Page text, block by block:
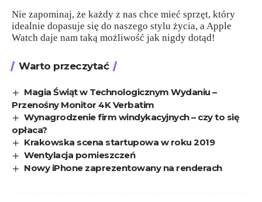
Nie zapominaj, że każdy z nas chce mieć sprzęt, który
idealnie dopasuje się do naszego stylu życia, a Apple
Watch daje nam taką możliwość jak nigdy dotąd!
Warto przeczytać
Magia Świąt w Technologicznym Wydaniu –
Przenośny Monitor 4K Verbatim
Wynagrodzenie firm windykacyjnych – czy to się
opłaca?
Krakowska scena startupowa w roku 2019
Wentylacja pomieszczeń
Nowy iPhone zaprezentowany na renderach